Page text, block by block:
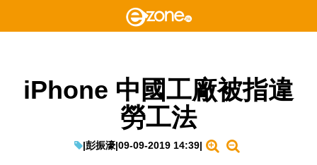
iPhone 中國工廠被指違
勞工法
|彭振濠|09-09-2019 14:39|